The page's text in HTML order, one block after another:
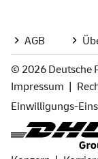
AGB
© 2026 Deutsche
Impressum
Einwilligungs-